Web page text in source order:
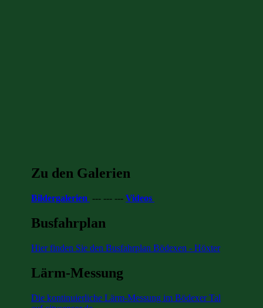
Zu den Galerien
Bildergalerien --- --- --- Videos
Busfahrplan
Hier finden Sie den Busfahrplan Bödexen - Höxter
Lärm-Messung
Die kontinuierliche Lärm-Messung im Bödexer Tal